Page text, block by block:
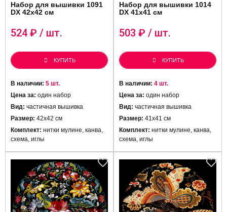
Набор для вышивки 1091
DX 42х42 см
524 ₽ / шт.
КУПИТЬ
В наличии: 5 шт.
Цена за: один набор
Вид: частичная вышивка
Размер: 42х42 см
Комплект: нитки мулине, канва,
схема, иглы
Набор для вышивки 1014
DX 41x41 см
503 ₽ / шт.
КУПИТЬ
В наличии: 4 шт.
Цена за: один набор
Вид: частичная вышивка
Размер: 41x41 см
Комплект: нитки мулине, канва,
схема, иглы